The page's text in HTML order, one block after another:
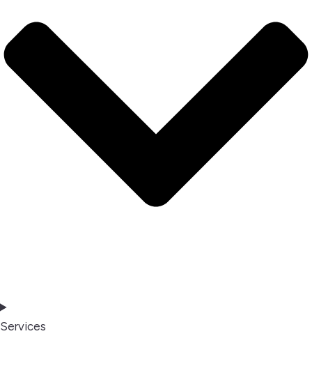
Services